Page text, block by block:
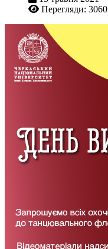
Перегляди: 3060